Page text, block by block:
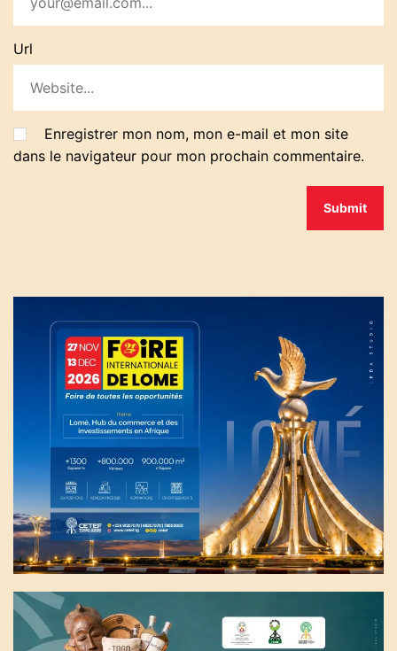
Url
Enregistrer mon nom, mon e-mail et mon site
dans le navigateur pour mon prochain commentaire.